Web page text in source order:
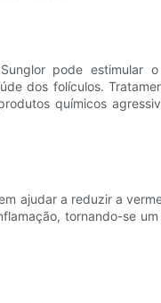
pode estimular o
dos folículos.
químicos
ajudar a reduzir a
tornando-se